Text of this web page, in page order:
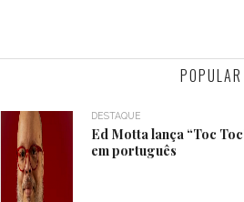
POPULAR
DESTAQUE
Ed Motta lança “Toc
em português